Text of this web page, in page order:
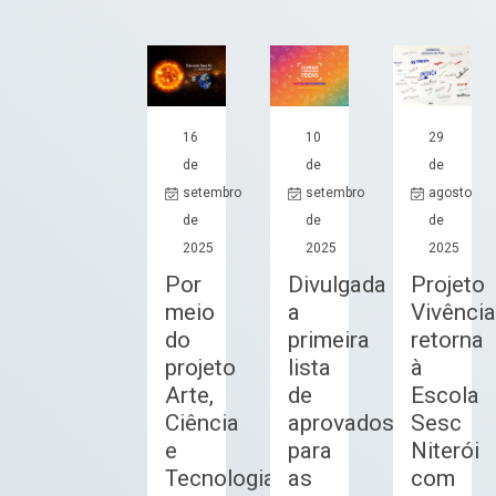
16
de
setembro
de
2025
Por
meio
do
projeto
Arte,
Ciência
e
Tecnologia,
10
de
setembro
de
2025
Divulgada
a
primeira
lista
de
aprovados
para
as
29
de
agosto
de
2025
Projeto
retorna
à
Escola
Sesc
Niterói
com